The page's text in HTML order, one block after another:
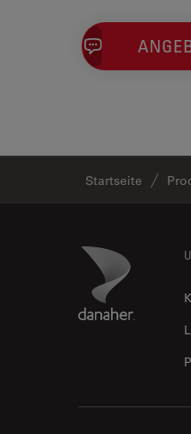
Startseite
Danaher Logo